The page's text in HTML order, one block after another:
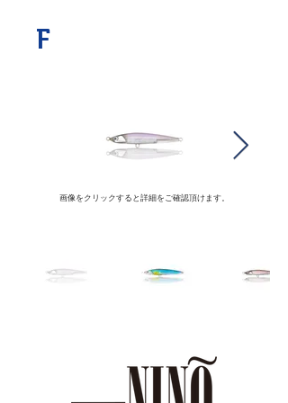
​F
画像をクリックすると詳細をご確認頂けます。